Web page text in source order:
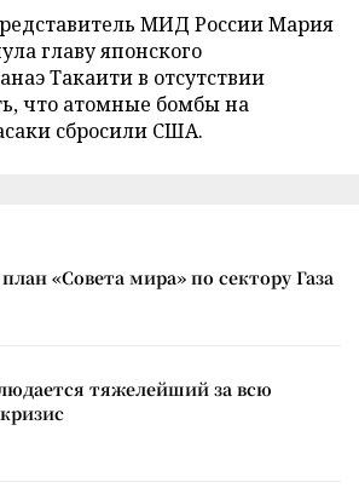
МИД России Мария
главу японского
Такаити в отсутствии
что атомные бомбы на
сбросили США.
«Совета мира» по сектору Газа
тяжелейший за всю